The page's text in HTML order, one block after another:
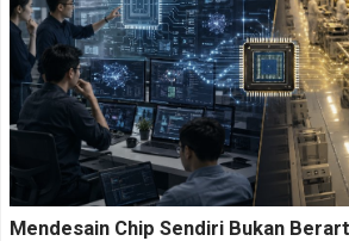
Mendesain Chip Sendiri Bukan